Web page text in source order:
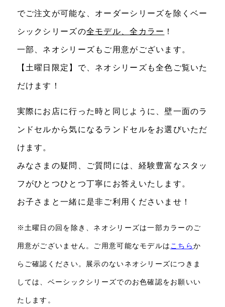
でご注文が可能な、オーダーシリーズを除くベー
シックシリーズの全モデル、全カラー ！
一部、ネオシリーズもご用意がございます。
【土曜日限定】で、ネオシリーズも全色ご覧いた
だけます！
実際にお店に行った時と同じように、壁一面のラ
ンドセルから気になるランドセルをお選びいただ
けます。
みなさまの疑問、ご質問には、経験豊富なスタッ
フがひとつひとつ丁寧にお答えいたします。
お子さまと一緒に是非ご利用くださいませ！
※土曜日の回を除き、ネオシリーズは一部カラーのご
用意がございません。ご用意可能なモデルは こちらか
らご確認ください。展示のないネオシリーズにつきま
しては、ベーシックシリーズでのお色確認をお願いい
たします。